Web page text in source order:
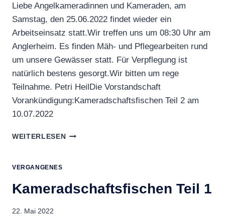
Liebe Angelkameradinnen und Kameraden, am
Samstag, den 25.06.2022 findet wieder ein
Arbeitseinsatz statt.Wir treffen uns um 08:30 Uhr am
Anglerheim. Es finden Mäh- und Pflegearbeiten rund
um unsere Gewässer statt. Für Verpflegung ist
natürlich bestens gesorgt.Wir bitten um rege
Teilnahme. Petri HeilDie Vorstandschaft
Vorankündigung:Kameradschaftsfischen Teil 2 am
10.07.2022
WEITERLESENARBEITSEINSATZ
VERGANGENES
Kameradschaftsfischen Teil 1
22. Mai 2022